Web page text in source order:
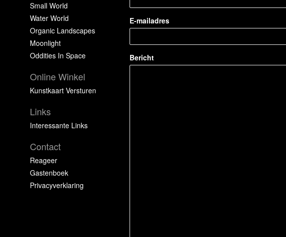
E-mailadres
Bericht
Small World
Water World
Organic Landscapes
Moonlight
Oddities In Space
Online Winkel
Kunstkaart Versturen
Links
Interessante Links
Contact
Reageer
Gastenboek
Privacyverklaring